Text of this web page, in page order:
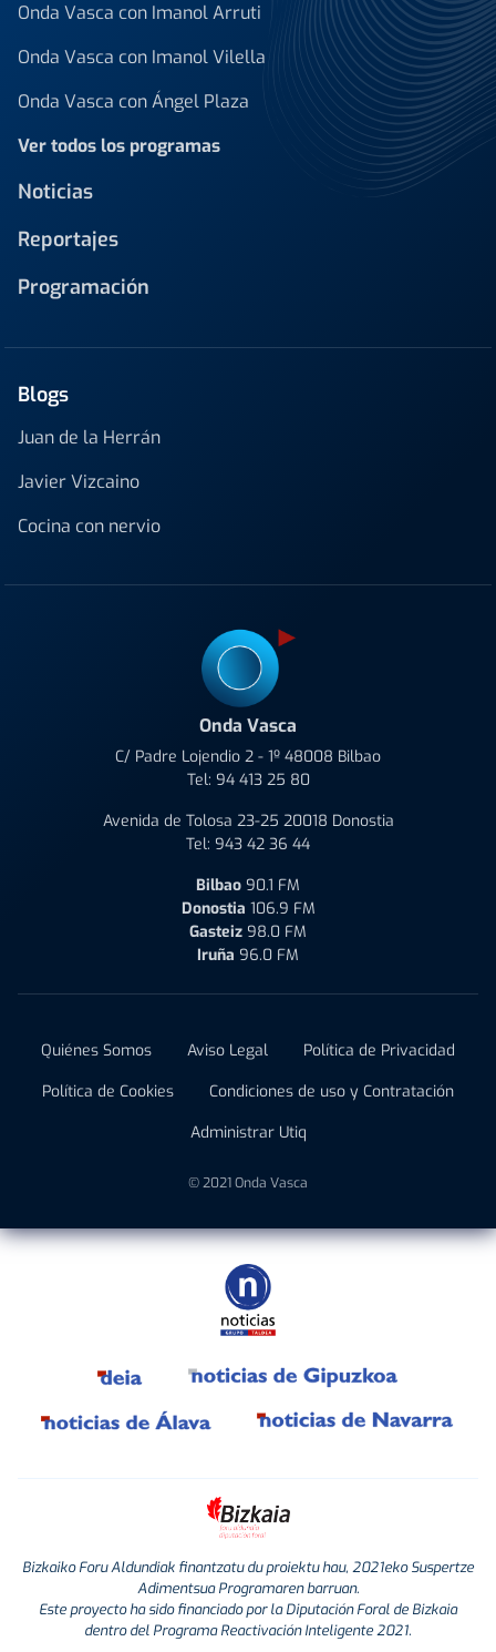
Onda Vasca con Imanol Arruti
Onda Vasca con Imanol Vilella
Onda Vasca con Ángel Plaza
Ver todos los programas
Noticias
Reportajes
Programación
Blogs
Juan de la Herrán
Javier Vizcaino
Cocina con nervio
Onda Vasca
C/ Padre Lojendio 2 - 1º 48008 Bilbao
Tel: 94 413 25 80
Avenida de Tolosa 23-25 20018 Donostia
Tel: 943 42 36 44
Bilbao 90.1 FM
Donostia 106.9 FM
Gasteiz 98.0 FM
Iruña 96.0 FM
Quiénes Somos Aviso Legal
Política de Privacidad
Política de Cookies
Condiciones de uso y Contratación
Administrar Utiq
© 2021 Onda Vasca
Bizkaiko Foru Aldundiak finantzatu du proiektu hau, 2021eko Suspertze
Adimentsua Programaren barruan.
Este proyecto ha sido financiado por la Diputación Foral de Bizkaia
dentro del Programa Reactivación Inteligente 2021.